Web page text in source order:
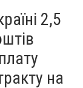
2,5
на